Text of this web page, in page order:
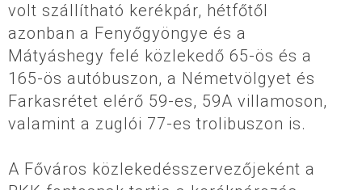
volt szállítható kerékpár, hétfőtől
azonban a Fenyőgyöngye és a
Mátyáshegy felé közlekedő 65-ös és a
165-ös autóbuszon, a Németvölgyet és
Farkasrétet elérő 59-es, 59A villamoson,
valamint a zuglói 77-es trolibuszon is.
A Főváros közlekedésszervezőjeként a